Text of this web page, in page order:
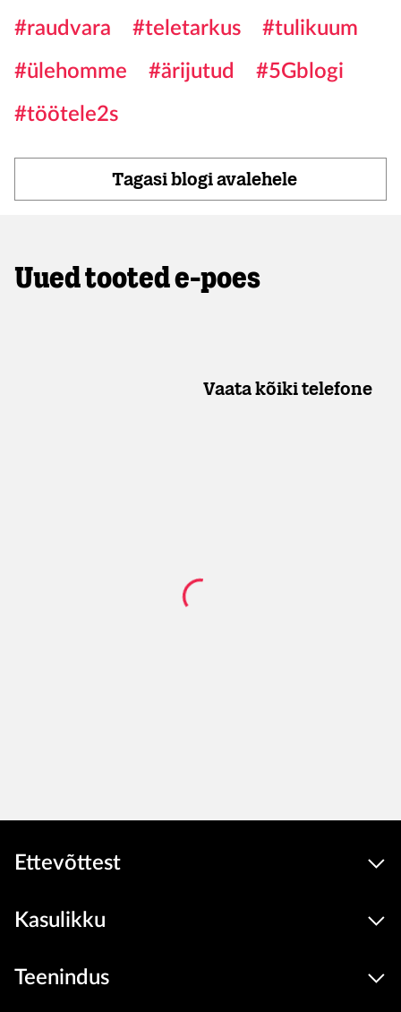
#raudvara #teletarkus
#tulikuum
#ülehomme
#ärijutud
#5Gblogi
#töötele2s
Tagasi blogi avalehele
Uued tooted e-poes
Vaata kõiki telefone
Ettevõttest
Kasulikku
Teenindus